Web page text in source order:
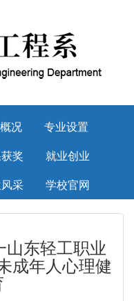
况
专业设置
奖
就业创业
采 学校官网
东轻工职业
成年人心理健